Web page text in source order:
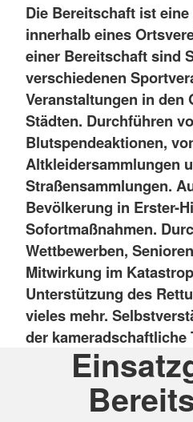
Die Bereitschaft ist
innerhalb eines
einer Bereitschaft sind
verschiedenen
Veranstaltungen in den
Städten. Durchführen
Blutspendeaktionen,
Altkleidersammlungen
Straßensammlungen.
Bevölkerung in Erster-
Sofortmaßnahmen.
Wettbewerben,
Mitwirkung im
Unterstützung des
vieles mehr.
der kameradschaftliche